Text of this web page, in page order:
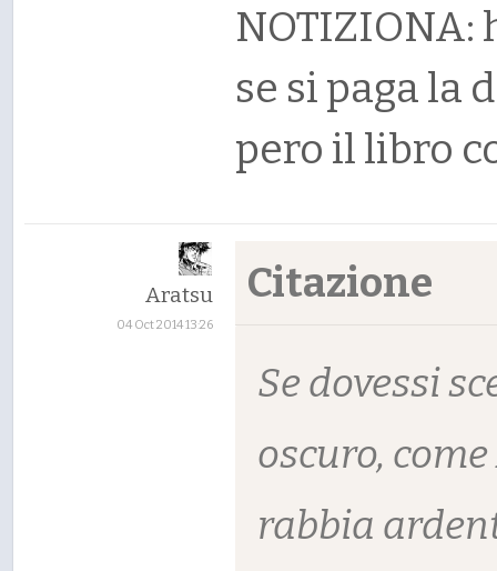
NOTIZIONA:
se si paga la
pero il libro
Aratsu
04 Oct 2014 13:26
Citazione
Se dovessi
oscuro,
rabbia